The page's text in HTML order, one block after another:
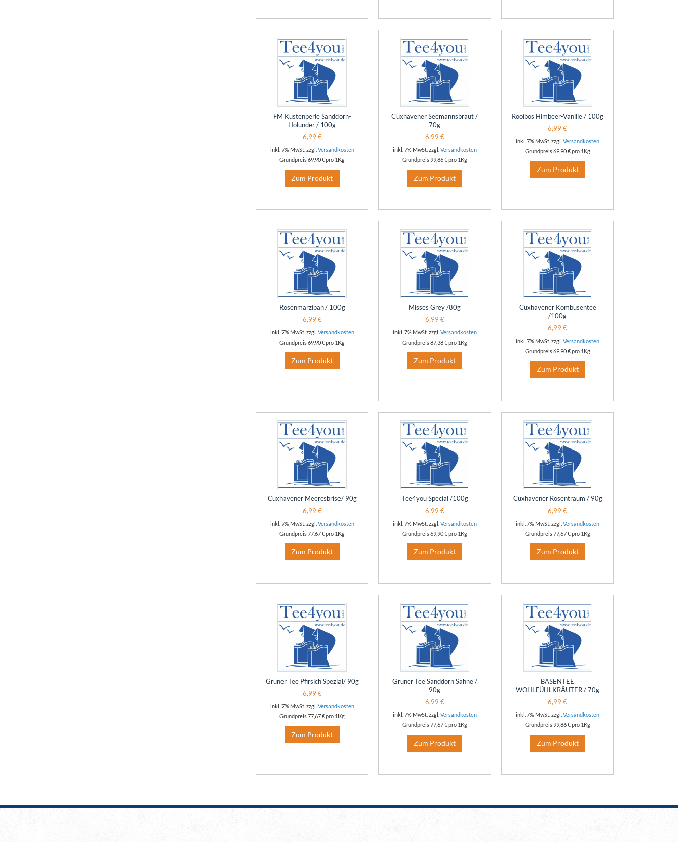
FM Küstenperle Sanddorn-
Holunder / 100g
6,99 €
inkl. 7% MwSt. zzgl. Versandkosten
Grundpreis69,90 €pro 1Kg
Zum Produkt
Cuxhavener Seemannsbraut /
70g
6,99 €
inkl. 7% MwSt. zzgl. Versandkosten
Grundpreis99,86 €pro 1Kg
Zum Produkt
Rooibos Himbeer-Vanille / 100g
6,99 €
inkl. 7% MwSt. zzgl.Versandkosten
Grundpreis69,90 €pro 1Kg
Zum Produkt
Rosenmarzipan / 100g
6,99 €
inkl. 7% MwSt. zzgl. Versandkosten
Grundpreis69,90 €pro 1Kg
Zum Produkt
Misses Grey /80g
6,99 €
inkl. 7% MwSt. zzgl. Versandkosten
Grundpreis87,38 €pro 1Kg
Zum Produkt
Cuxhavener Kombüsentee
/100g
6,99 €
inkl. 7% MwSt. zzgl.Versandkosten
Grundpreis69,90 €pro 1Kg
Zum Produkt
Cuxhavener Meeresbrise/ 90g
6,99 €
inkl. 7% MwSt. zzgl. Versandkosten
Grundpreis77,67 €pro 1Kg
Zum Produkt
Tee4you Special /100g
6,99 €
inkl. 7% MwSt. zzgl. Versandkosten
Grundpreis69,90 €pro 1Kg
Zum Produkt
Cuxhavener Rosentraum / 90g
6,99 €
inkl. 7% MwSt. zzgl.Versandkosten
Grundpreis77,67 €pro 1Kg
Zum Produkt
Grüner Tee Pfirsich Spezial/ 90g
6,99 €
inkl. 7% MwSt. zzgl. Versandkosten
Grundpreis77,67 €pro 1Kg
Zum Produkt
Grüner Tee Sanddorn Sahne /
90g
6,99 €
inkl. 7% MwSt. zzgl. Versandkosten
Grundpreis77,67 €pro 1Kg
Zum Produkt
BASENTEE
WOHLFÜHLKRÄUTER / 70g
6,99 €
inkl. 7% MwSt. zzgl.Versandkosten
Grundpreis99,86 €pro 1Kg
Zum Produkt